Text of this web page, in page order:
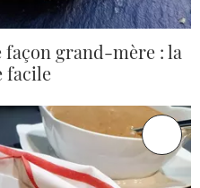
grand-mère : la
facile